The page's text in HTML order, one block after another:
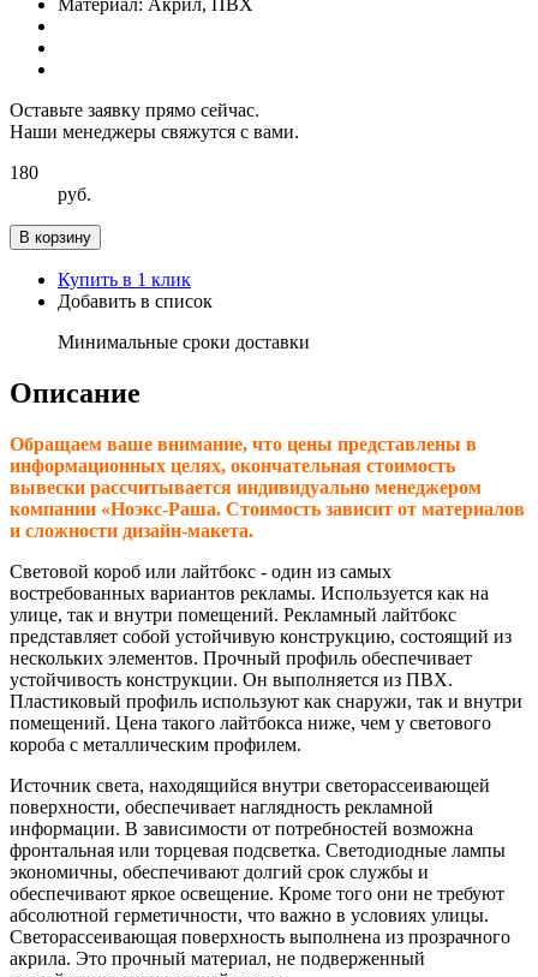
Материал: Акрил, ПВХ
Оставьте заявку прямо сейчас.
Наши менеджеры свяжутся с вами.
180
руб.
В корзину
Купить в 1 клик
Добавить в список
Минимальные сроки доставки
Описание
Обращаем ваше внимание, что цены представлены в
информационных целях, окончательная стоимость
вывески рассчитывается индивидуально менеджером
компании «Ноэкс-Раша. Стоимость зависит от материалов
и сложности дизайн-макета.
Световой короб или лайтбокс - один из самых
востребованных вариантов рекламы. Используется как на
улице, так и внутри помещений. Рекламный лайтбокс
представляет собой устойчивую конструкцию, состоящий из
нескольких элементов. Прочный профиль обеспечивает
устойчивость конструкции. Он выполняется из ПВХ.
Пластиковый профиль используют как снаружи, так и внутри
помещений. Цена такого лайтбокса ниже, чем у светового
короба с металлическим профилем.
Источник света, находящийся внутри светорассеивающей
поверхности, обеспечивает наглядность рекламной
информации. В зависимости от потребностей возможна
фронтальная или торцевая подсветка. Светодиодные лампы
экономичны, обеспечивают долгий срок службы и
обеспечивают яркое освещение. Кроме того они не требуют
абсолютной герметичности, что важно в условиях улицы.
Светорассеивающая поверхность выполнена из прозрачного
акрила. Это прочный материал, не подверженный